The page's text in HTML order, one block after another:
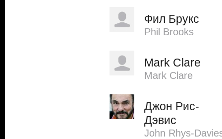
Фил Брукс
Phil Brooks
Mark Clare
Mark Clare
Джон Рис-
Дэвис
John Rhys-